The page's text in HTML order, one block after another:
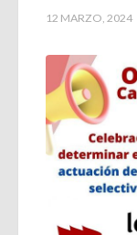
12 MARZO, 2024